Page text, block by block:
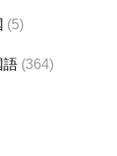
(5)
語 (364)